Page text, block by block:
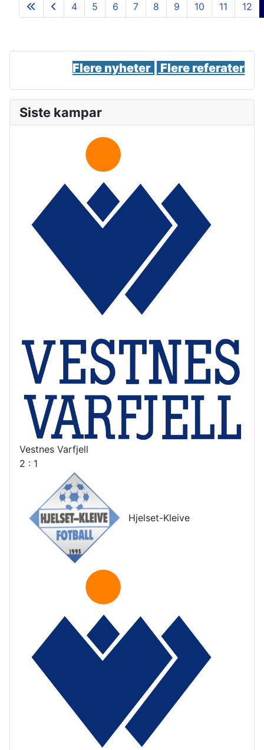
4 5 6 7 8 9 10 11 12
Flere nyheter | Flere referater
Siste kampar
Vestnes Varfjell
2 : 1
Hjelset-Kleive